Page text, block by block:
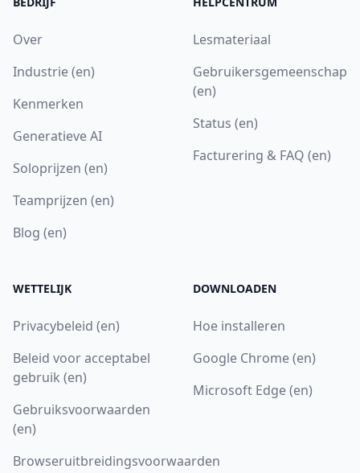
Over
Industrie (en)
Kenmerken
Generatieve AI
Soloprijzen (en)
Teamprijzen (en)
Blog (en)
Lesmateriaal
Gebruikersgemeenschap
(en)
Status (en)
Facturering & FAQ (en)
WETTELIJK
Privacybeleid (en)
Beleid voor acceptabel
gebruik (en)
Gebruiksvoorwaarden
(en)
Browseruitbreidingsvoorwaarden
DOWNLOADEN
Hoe installeren
Google Chrome (en)
Microsoft Edge (en)